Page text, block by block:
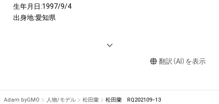
生年月日:1997/9/4
出身地:愛知県
2021 　SUPER GT 500  ZENT sweeties
翻訳（AI）を表示
Adam byGMO 人物/モデル 松田蘭 松田蘭 RQ202109−13